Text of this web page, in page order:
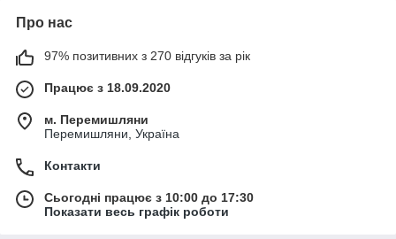
Про нас
97% позитивних з 270 відгуків за рік
Працює з 18.09.2020
м. Перемишляни
Перемишляни, Україна
Контакти
Сьогодні працює з 10:00 до 17:30
Показати весь графік роботи